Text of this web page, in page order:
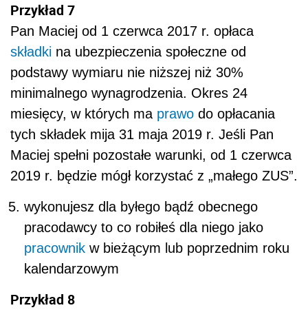
Przykład 7
Pan Maciej od 1 czerwca 2017 r. opłaca
składki na ubezpieczenia społeczne od
podstawy wymiaru nie niższej niż 30%
minimalnego wynagrodzenia. Okres 24
miesięcy, w których ma prawo do opłacania
tych składek mija 31 maja 2019 r. Jeśli Pan
Maciej spełni pozostałe warunki, od 1 czerwca
2019 r. będzie mógł korzystać z „małego ZUS”.
wykonujesz dla byłego bądź obecnego
pracodawcy to co robiłeś dla niego jako
pracownik w bieżącym lub poprzednim roku
kalendarzowym
Przykład 8